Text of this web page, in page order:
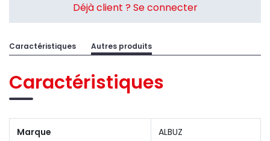
Déjà client ? Se connecter
Caractéristiques Autres produits
Caractéristiques
Marque ALBUZ